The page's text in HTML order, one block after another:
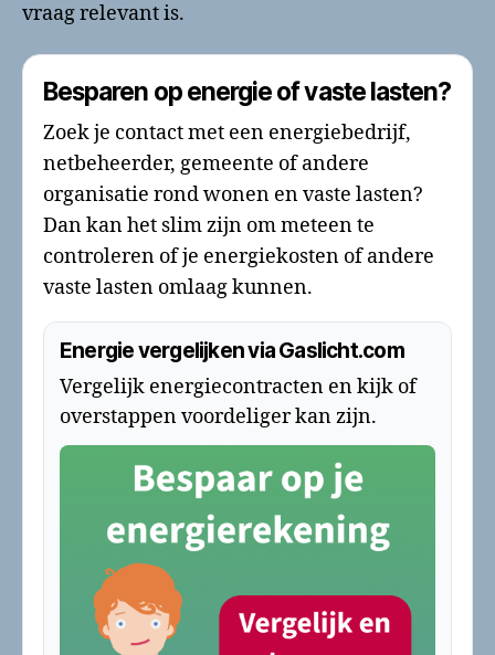
vraag relevant is.
Besparen op energie of vaste lasten?
Zoek je contact met een energiebedrijf,
netbeheerder, gemeente of andere
organisatie rond wonen en vaste lasten?
Dan kan het slim zijn om meteen te
controleren of je energiekosten of andere
vaste lasten omlaag kunnen.
Energie vergelijken via Gaslicht.com
Vergelijk energiecontracten en kijk of
overstappen voordeliger kan zijn.